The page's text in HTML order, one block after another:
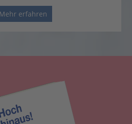
Mehr erfahren